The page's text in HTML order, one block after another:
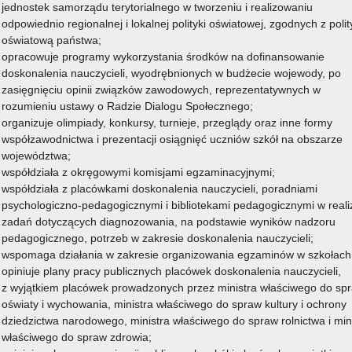
2016/2017
2017/2018
jednostek samorządu terytorialnego w tworzeniu i realizowaniu
odpowiednio regionalnej i lokalnej polityki oświatowej, zgodnych z
oświatową państwa;
opracowuje programy wykorzystania środków na dofinansowanie
doskonalenia nauczycieli, wyodrębnionych w budżecie wojewody, po
zasięgnięciu opinii związków zawodowych, reprezentatywnych w
rozumieniu ustawy o Radzie Dialogu Społecznego;
organizuje olimpiady, konkursy, turnieje, przeglądy oraz inne formy
współzawodnictwa i prezentacji osiągnięć uczniów szkół na obszarze
województwa;
współdziała z okręgowymi komisjami egzaminacyjnymi;
współdziała z placówkami doskonalenia nauczycieli, poradniami
psychologiczno-pedagogicznymi i bibliotekami pedagogicznymi w
zadań dotyczących diagnozowania, na podstawie wyników nadzoru
pedagogicznego, potrzeb w zakresie doskonalenia nauczycieli;
wspomaga działania w zakresie organizowania egzaminów w
opiniuje plany pracy publicznych placówek doskonalenia nauczycieli,
z wyjątkiem placówek prowadzonych przez ministra właściwego do
oświaty i wychowania, ministra właściwego do spraw kultury i ochrony
dziedzictwa narodowego, ministra właściwego do spraw rolnictwa i
właściwego do spraw zdrowia;